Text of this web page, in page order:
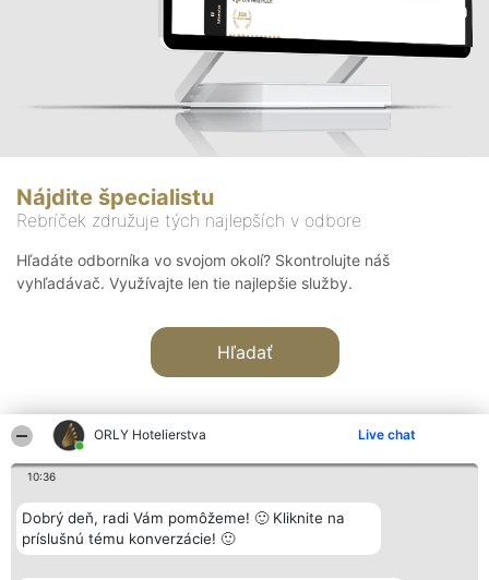
ORLY Hotelierstva Live chat
10:36
Dobrý deň, radi Vám pomôžeme! 🙂 Kliknite na
príslušnú tému konverzácie! 🙂
Nájdite špecialistu
Rebríček združuje tých najlepších v odbore
Hľadáte odborníka vo svojom okolí? Skontrolujte náš
vyhľadávač. Využívajte len tie najlepšie služby.
Hľadať
Organizátor hodnotenia
Bright Side Solutions sp. z o.
o. sp. k.
Wrocław 50-079
Hodnotenie
Laureáti
Lista
Laureatów
Kontakt
Kontakt